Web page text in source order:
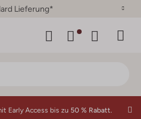
Early Access bis zu 50 % Rabatt.